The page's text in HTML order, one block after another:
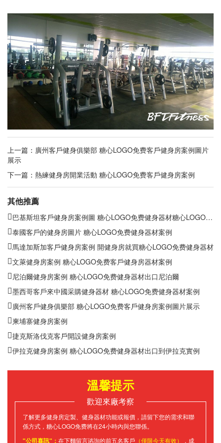
上一篇： 廣州客戶健身俱樂部 糖心LOGO免费客戶健身房案例圖片
展示
下一篇： 熱練健身房開業活動 糖心LOGO免费客戶健身房案例
其他推薦
巴基斯坦客戶健身房案例圖 糖心LOGO免费健身器材糖心LOGO原创视频
泰國客戶的健身房圖片 糖心LOGO免费健身器材案例
馬達加斯加客戶健身房案例 開健身房就買糖心LOGO免费健身器材
文萊健身房案例 糖心LOGO免费客戶健身房器材案例
尼泊爾健身房案例 糖心LOGO免费健身器材出口尼泊爾
墨西哥客戶來中國采購健身器材 糖心LOGO免费健身器材案例
廣州客戶健身俱樂部 糖心LOGO免费客戶健身房案例圖片展示
柬埔寨健身房案例
捷克斯洛伐克客戶開設健身房案例
伊拉克健身房案例 糖心LOGO免费健身器材出口到伊拉克實例
溫馨提示
歡迎來廠考察
了解更多健身房定製、健身器材功能或報價，請留下您的需求和聯
係方式，糖心LOGO免费將在24小時內與您聯係。
"公司喜訊"： 在下麵留言谘詢的前五名客戶 （僅限今天有效） ，成